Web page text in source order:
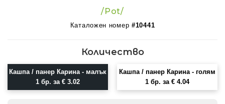
/Pot/
Каталожен номер#10441
Количество
Кашпа / панер Карина - малък
1 бр. за € 3.02
Кашпа / панер Карина - голям
1 бр. за € 4.04